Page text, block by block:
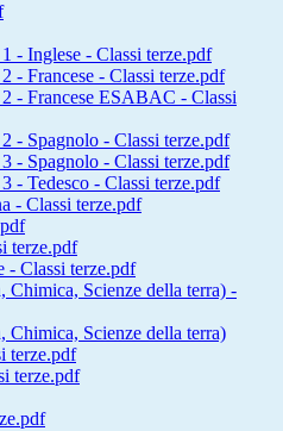
- Inglese - Classi terze.pdf
- Francese - Classi terze.pdf
- Francese ESABAC - Classi
- Spagnolo - Classi terze.pdf
- Spagnolo - Classi terze.pdf
- Tedesco - Classi terze.pdf
- Classi terze.pdf
terze.pdf
- Classi terze.pdf
Chimica, Scienze della terra) -
Chimica, Scienze della terra)
terze.pdf
terze.pdf